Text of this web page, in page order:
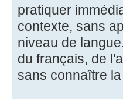
pratiquer
contexte, sans
niveau de
du français, de
sans connaître